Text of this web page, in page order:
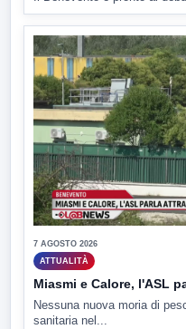
7 AGOSTO 2026
ATTUALITÀ
Miasmi e Calore, l'ASL
Nessuna nuova moria di
sanitaria nel...